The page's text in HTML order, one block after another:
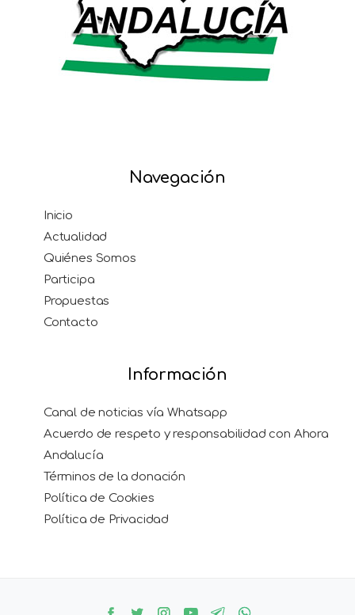
Navegación
Inicio
Actualidad
Quiénes Somos
Participa
Propuestas
Contacto
Información
Canal de noticias vía Whatsapp
Acuerdo de respeto y responsabilidad con Ahora
Andalucía
Términos de la donación
Política de Cookies
Política de Privacidad